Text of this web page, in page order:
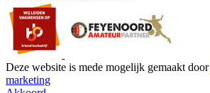
Deze website is mede mogelijk gemaakt door
marketing